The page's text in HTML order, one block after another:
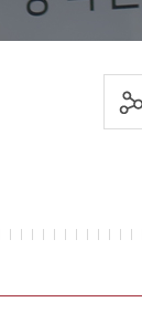
sns 공유하기